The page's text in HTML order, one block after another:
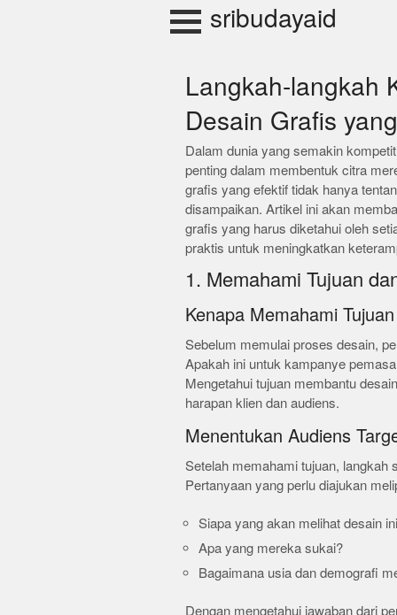
sribudayaid
Langkah-langkah
Desain Grafis
Dalam dunia yang semakin
penting dalam membentuk citra
grafis yang efektif tidak hanya
disampaikan. Artikel ini akan
grafis yang harus diketahui oleh
praktis untuk meningkatkan
1. Memahami Tujuan
Kenapa Memahami
Sebelum memulai proses desain,
Apakah ini untuk kampanye
Mengetahui tujuan membantu
harapan klien dan audiens.
Menentukan Audiens
Setelah memahami tujuan, langkah
Pertanyaan yang perlu diajukan
Siapa yang akan melihat desain
Apa yang mereka sukai?
Bagaimana usia dan demografi
Dengan mengetahui jawaban dari